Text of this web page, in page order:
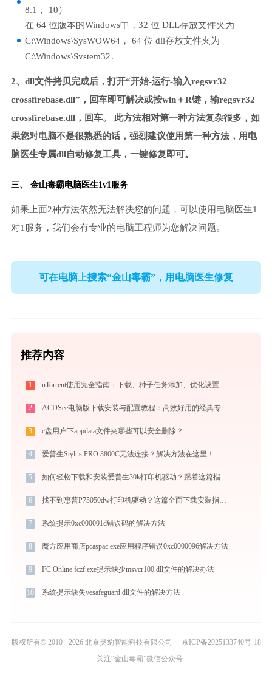
8.1， 10）
在 64 位版本的Windows中，32 位 DLL存放文件夹为
C:\Windows\SysWOW64， 64 位 dll存放文件夹为
C:\Windows\System32。
2、dll文件拷贝完成后，打开“开始-运行-输入regsvr32
crossfirebase.dll”，回车即可解决或按win＋R键，输regsvr32
crossfirebase.dll，回车。 此方法相对第一种方法复杂很多，如
果您对电脑不是很熟悉的话，强烈建议使用第一种方法，用电
脑医生专属dll自动修复工具，一键修复即可。
三、 金山毒霸电脑医生1v1服务
如果上面2种方法依然无法解决您的问题，可以使用电脑医生1
对1服务，我们会有专业的电脑工程师为您解决问题。
可在电脑上搜索“金山毒霸”，用电脑医生修复
推荐内容
1 uTorrent使用完全指南：下载、种子任务添加、优化设置与BT客户端对比
2 ACDSee电脑版下载安装与配置教程：高效好用的经典专业看图与图像管理工具
3 c盘用户下appdata文件夹哪些可以安全删除？
4 爱普生Stylus PRO 3800C无法连接？解决方法在这里！-金山毒霸
5 如何轻松下载和安装爱普生30k打印机驱动？跟着这篇指南走
6 找不到惠普P75050dw打印机驱动？这篇全面下载安装指南帮到你
7 系统提示0xc000001d错误码的解决方法
8 魔方应用商店pcaspac.exe应用程序错误0xc0000096解决方法
9 FC Online fczf.exe提示缺少msvcr100.dll文件的解决办法
10 系统提示缺失vesafeguard.dll文件的解决方法
版权所有© 2010 - 2026 北京灵豹智能科技有限公司
京ICP备2025133740号-18
关注“金山毒霸”微信公众号